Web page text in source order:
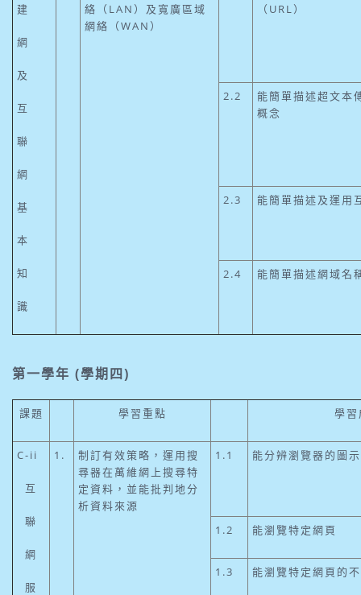
建
網
及
互
聯
網
基
本
知
識
絡（LAN）及寬廣區域
網絡（WAN）
（URL）
2.2
能簡單描述超文本
概念
2.3 能簡單描述及運用
2.4 能簡單描述網域名
第一學年 (學期四)
課題 學習重點 學
C-ii
互
聯
網
服
1.
制訂有效策略，運用搜
尋器在萬維網上搜尋特
定資料，並能批判地分
析資料來源
1.1 能分辨瀏覽器的圖示
1.2 能瀏覽特定網頁
1.3 能瀏覽特定網頁的